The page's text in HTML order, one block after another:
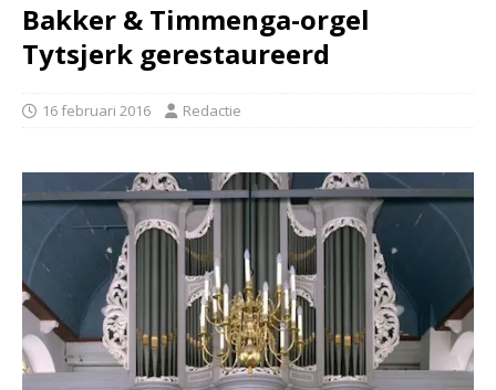
Bakker & Timmenga-orgel
Tytsjerk gerestaureerd
16 februari 2016 Redactie